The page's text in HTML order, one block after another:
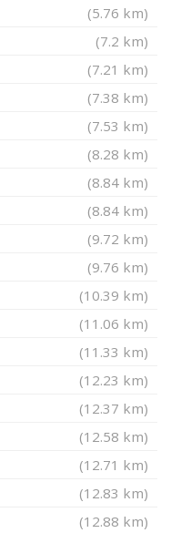
(5.76 km)
(7.2 km)
(7.21 km)
(7.38 km)
(7.53 km)
(8.28 km)
(8.84 km)
(8.84 km)
(9.72 km)
(9.76 km)
(10.39 km)
(11.06 km)
(11.33 km)
(12.23 km)
(12.37 km)
(12.58 km)
(12.71 km)
(12.83 km)
(12.88 km)